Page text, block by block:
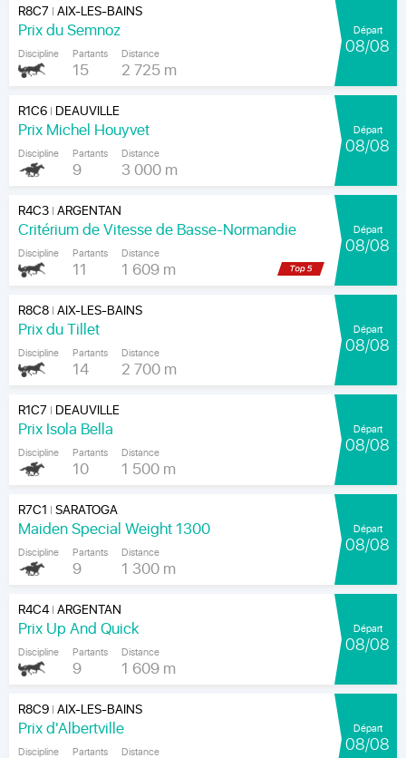
R8C7 |AIX-LES-BAINS
Prix du Semnoz
Discipline Partants
15
Distance
2 725 m
Départ
08/08
R1C6| DEAUVILLE
Prix Michel Houyvet
Discipline Partants
9
Distance
3 000 m
Départ
08/08
R4C3|ARGENTAN
Critérium de Vitesse de Basse-Normandie
Discipline Partants
11
Distance
1 609 m
Départ
08/08
R8C8|AIX-LES-BAINS
Prix du Tillet
Discipline Partants
14
Distance
2 700 m
Départ
08/08
R1C7 | DEAUVILLE
Prix Isola Bella
Discipline Partants
10
Distance
1 500 m
Départ
08/08
R7C1 |SARATOGA
Maiden Special Weight 1300
Discipline Partants
9
Distance
1 300 m
Départ
08/08
R4C4|ARGENTAN
Prix Up And Quick
Discipline Partants
9
Distance
1 609 m
Départ
08/08
R8C9|AIX-LES-BAINS
Prix d'Albertville
Discipline Partants Distance
Départ
08/08